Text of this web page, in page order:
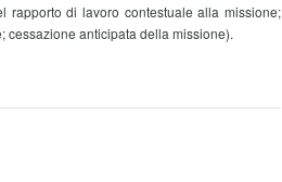
rapporto di lavoro contestuale alla missione;
cessazione anticipata della missione).